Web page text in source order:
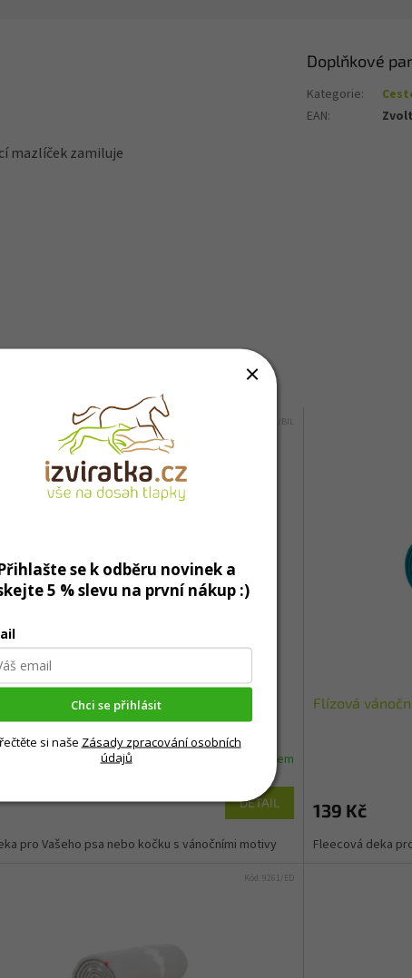
mazlíček zamiluje
Doplňkové
Kategorie:
EAN:
deka YUKI 100x150 - 3 barvy
Skladem
DETAIL
pro Vašeho psa nebo kočku s vánočními motivy
7842/BIL
Flízová
139 Kč
Fleecová deka
Kód: 9261/ED
se k odběru novinek a
5 % slevu na první nákup :)
Chci se přihlásit
si naše Zásady zpracování osobních
údajů